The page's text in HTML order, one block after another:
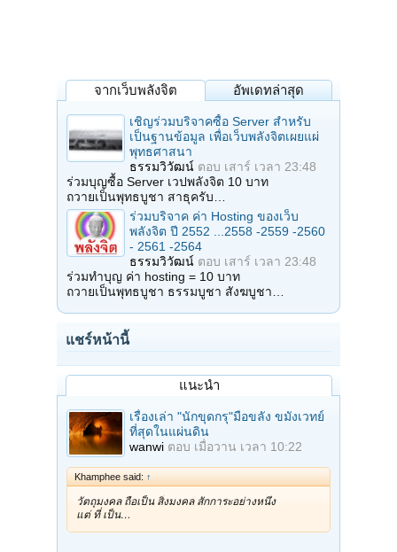
จากเว็บพลังจิต อัพเดทล่าสุด
เชิญร่วมบริจาคซื้อ Server สำหรับ
เป็นฐานข้อมูล เพื่อเว็บพลังจิตเผยแผ่
พุทธศาสนา
ธรรมวิวัฒน์ ตอบ เสาร์ เวลา 23:48
ร่วมบุญซื้อ Server เวปพลังจิต 10 บาท
ถวายเป็นพุทธบูชา สาธุครับ…
ร่วมบริจาค ค่า Hosting ของเว็บ
พลังจิต ปี 2552 ...2558 -2559 -2560
- 2561 -2564
ธรรมวิวัฒน์ ตอบ เสาร์ เวลา 23:48
ร่วมทำบุญ ค่า hosting = 10 บาท
ถวายเป็นพุทธบูชา ธรรมบูชา สังฆบูชา…
แชร์หน้านี้
แนะนำ
เรื่องเล่า "นักขุดกรุ"มือขลัง ขมังเวทย์
ที่สุดในแผ่นดิน
wanwi ตอบ เมื่อวาน เวลา 10:22
Khamphee said: ↑
วัตถุมงคล ถือเป็น สิ่งมงคล สักการะอย่างหนึ่ง
แต่ ที่ เป็น…